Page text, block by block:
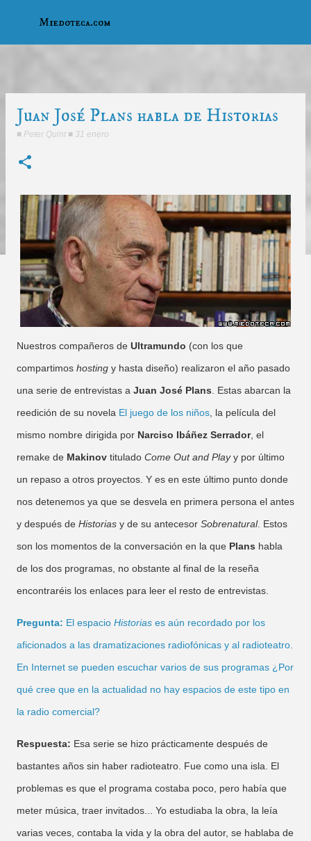
Miedoteca.com
Juan José Plans habla de Historias
■ Peter Quint ■ 31 enero
Nuestros compañeros de Ultramundo (con los que
compartimos hosting y hasta diseño) realizaron el año pasado
una serie de entrevistas a Juan José Plans . Estas abarcan la
reedición de su novela El juego de los niños , la película del
mismo nombre dirigida por Narciso Ibáñez Serrador, el
remake de Makinov titulado Come Out and Playy por último
un repaso a otros proyectos. Y es en este último punto donde
nos detenemos ya que se desvela en primera persona el antes
y después de Historias y de su antecesor Sobrenatural. Estos
son los momentos de la conversación en la que Plans habla
de los dos programas, no obstante al final de la reseña
encontraréis los enlaces para leer el resto de entrevistas.
Pregunta: El espacio Historias es aún recordado por los
aficionados a las dramatizaciones radiofónicas y al radioteatro.
En Internet se pueden escuchar varios de sus programas ¿Por
qué cree que en la actualidad no hay espacios de este tipo en
la radio comercial?
Respuesta: Esa serie se hizo prácticamente después de
bastantes años sin haber radioteatro. Fue como una isla. El
problemas es que el programa costaba poco, pero había que
meter música, traer invitados... Yo estudiaba la obra, la leía
varias veces, contaba la vida y la obra del autor, se hablaba de